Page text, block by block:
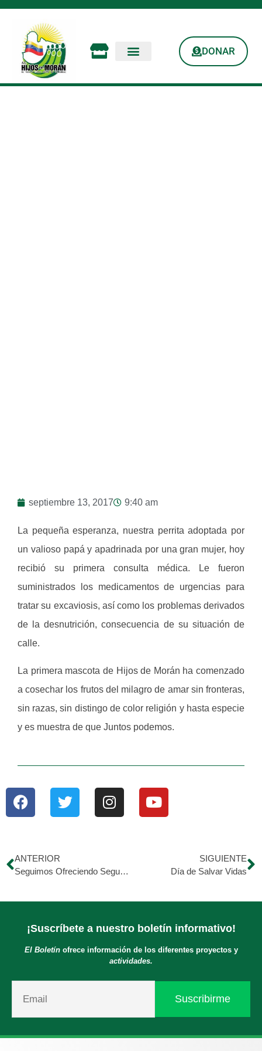
DONAR
septiembre 13, 2017 9:40 am
La pequeña esperanza, nuestra perrita adoptada por
un valioso papá y apadrinada por una gran mujer, hoy
recibió su primera consulta médica. Le fueron
suministrados los medicamentos de urgencias para
tratar su excaviosis, así como los problemas derivados
de la desnutrición, consecuencia de su situación de
calle.
La primera mascota de Hijos de Morán ha comenzado
a cosechar los frutos del milagro de amar sin fronteras,
sin razas, sin distingo de color religión y hasta especie
y es muestra de que Juntos podemos.
ANTERIOR
Seguimos Ofreciendo Seguridad y Esperanza
SIGUIENTE
Día de Salvar Vidas
¡Suscríbete a nuestro boletín informativo!
El Boletínofrece información de los diferentes proyectos y
actividades.